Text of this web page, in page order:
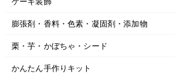
膨張剤・香料・色素・凝固剤・添加物
栗・芋・かぼちゃ・シード
かんたん手作りキット